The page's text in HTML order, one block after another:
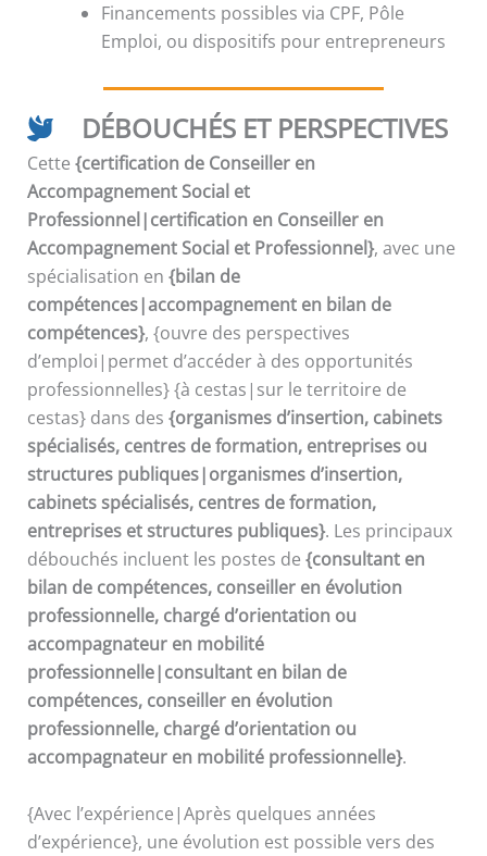
Financements possibles via CPF, Pôle
Emploi, ou dispositifs pour entrepreneurs
DÉBOUCHÉS ET PERSPECTIVES
Cette {certification de Conseiller en
Accompagnement Social et
Professionnel|certification en Conseiller en
Accompagnement Social et Professionnel}, avec une
spécialisation en {bilan de
compétences|accompagnement en bilan de
compétences}, {ouvre des perspectives
d’emploi|permet d’accéder à des opportunités
professionnelles} {à cestas|sur le territoire de
cestas} dans des {organismes d’insertion, cabinets
spécialisés, centres de formation, entreprises ou
structures publiques|organismes d’insertion,
cabinets spécialisés, centres de formation,
entreprises et structures publiques}. Les principaux
débouchés incluent les postes de {consultant en
bilan de compétences, conseiller en évolution
professionnelle, chargé d’orientation ou
accompagnateur en mobilité
professionnelle|consultant en bilan de
compétences, conseiller en évolution
professionnelle, chargé d’orientation ou
accompagnateur en mobilité professionnelle}.
{Avec l’expérience|Après quelques années
d’expérience}, une évolution est possible vers des